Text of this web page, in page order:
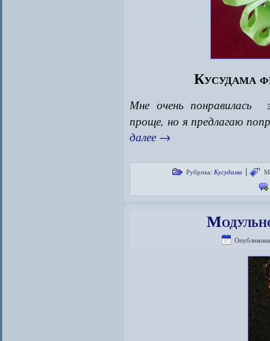
Кусудама
Мне очень
проще, но я предлагаю
далее →
Рубрика: Кусудама |